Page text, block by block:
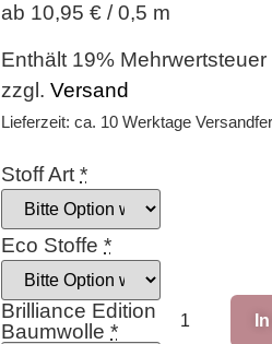
ab 10,95 € / 0,5 m
Enthält 19% Mehrwertsteuer
zzgl. Versand
Lieferzeit: ca. 10 Werktage
Stoff Art *
Eco Stoffe *
Brilliance Edition
Baumwolle *